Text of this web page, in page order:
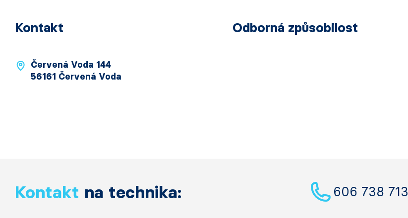
Kontakt
Červená Voda 144
56161 Červená Voda
Odborná způsobilost
Kontakt na technika: 606 738 713